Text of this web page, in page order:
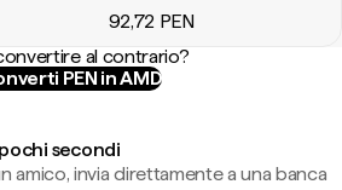
92,72 PEN
al contrario?
PEN in AMD
secondi
amico, invia direttamente a una banca